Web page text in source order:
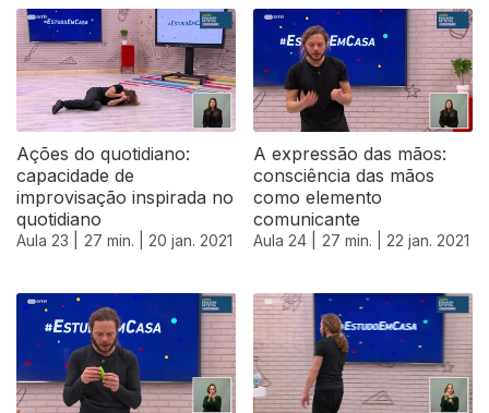
Ações do quotidiano:
capacidade de
improvisação inspirada no
quotidiano
Aula 23 | 27 min. | 20 jan. 2021
A expressão das mãos:
consciência das mãos
como elemento
comunicante
Aula 24 | 27 min. | 22 jan. 2021
519492